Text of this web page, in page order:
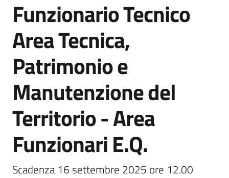
P
o
r
t
a
l
e
e
l
Funzionario Tecnico
Area Tecnica,
Patrimonio e
Manutenzione del
Territorio - Area
Funzionari E.Q.
Scadenza 16 settembre 2025 ore 12.00